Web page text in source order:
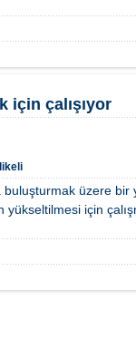
için çalışıyor
buluşturmak üzere
yükseltilmesi için